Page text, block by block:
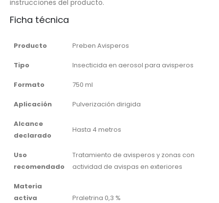
instrucciones del producto.
Ficha técnica
Producto Preben Avisperos
Tipo Insecticida en aerosol para avisperos
Formato 750 ml
Aplicación Pulverización dirigida
Alcance
declarado
Hasta 4 metros
Uso
recomendado
Tratamiento de avisperos y zonas con
actividad de avispas en exteriores
Materia
activa
Praletrina 0,3 %